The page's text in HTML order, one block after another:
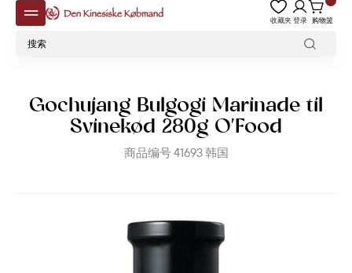
收藏夹登录 购物篮
Gochujang Bulgogi Marinade til
Svinekød 280g O'Food
商品编号41693韩国